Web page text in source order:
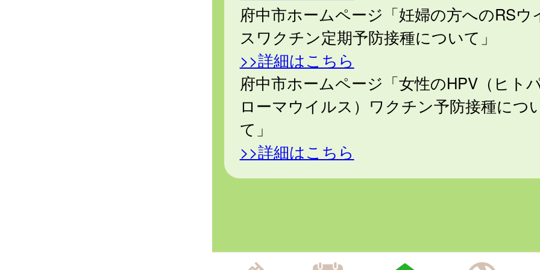
府中市ホームページ「妊婦の方へのRSウ
スワクチン定期予防接種について」
>>詳細はこちら
府中市ホームページ「女性のHPV（ヒト
ローマウイルス）ワクチン予防接種につ
て」
>>詳細はこちら